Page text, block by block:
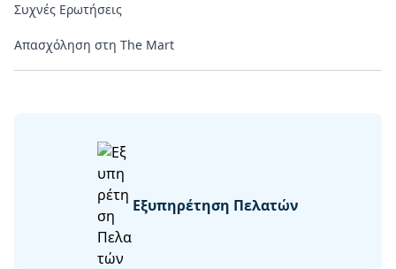
Συχνές Ερωτήσεις
Απασχόληση στη The Mart
Εξυπηρέτηση Πελατών